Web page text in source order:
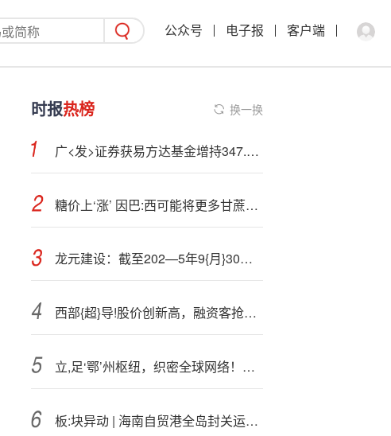
公众号 电子报 客户端
时报热榜 换一换
广<发>证券获易方达基金增持347.1万股 每股作价约17.75港元
糖价上‘涨’ 因巴:西可能将更多甘蔗用于乙醇生产
龙元建设：截至202—5年9{月}30日公司股东人数41580户
西部{超}导!股价创新高，融资客抢先加仓
立,足‘鄂’州枢纽，织密全球网络！顺丰以高效物流助力产业出海
板:块异动 | 海南自贸港全岛封关运作进入冲刺阶段 相关板块早盘拉升